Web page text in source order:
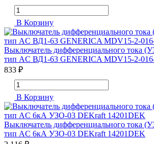
В Корзину
Выключатель дифференциального тока
тип AC ВД1-63 GENERICA MDV15-2-
833 ₽
В Корзину
Выключатель дифференциального тока
тип AC 6кА УЗО-03 DEKraft 14201DEK